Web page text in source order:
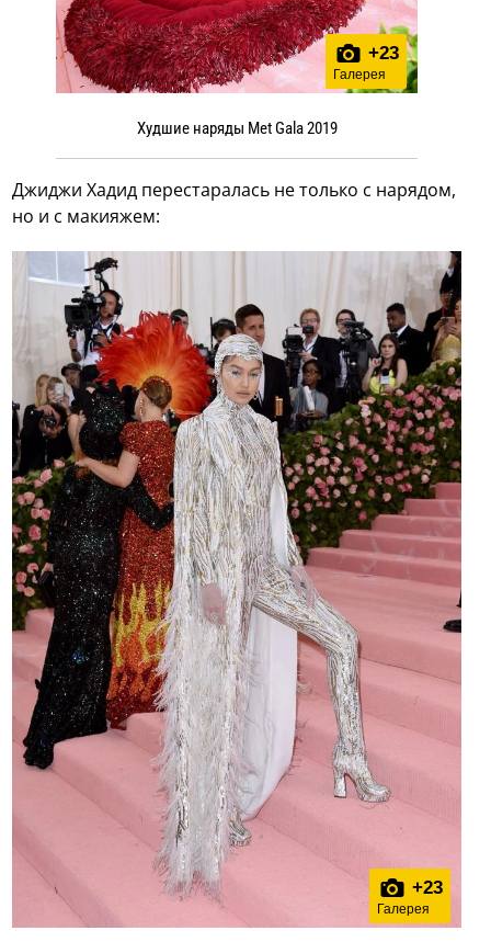
+23
Галерея
Худшие наряды Met Gala 2019
Джиджи Хадид перестаралась не только с нарядом,
но и с макияжем:
+23
Галерея